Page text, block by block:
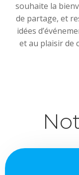
souhaite la
de partage, et
idées
et au plaisir de